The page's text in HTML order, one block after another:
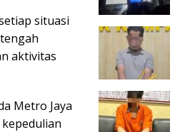
situasi
aktivitas
Metro Jaya